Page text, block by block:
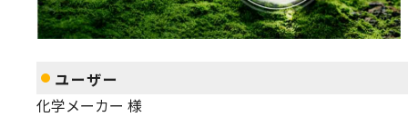
ユーザー
化学メーカー 様